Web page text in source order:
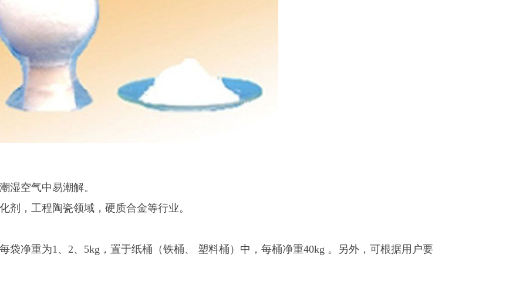
湿空气中易潮解。
剂，工程陶瓷领域，硬质合金等行业。
袋净重为1、2、5kg，置于纸桶（铁桶、 塑料桶）中，每桶净重40kg 。另外，可根据用户要